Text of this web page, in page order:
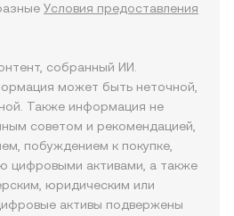
Условия предоставления
собранный ИИ.
может быть неточной,
Также информация не
советом и рекомендацией,
побуждением к покупке,
цифровыми активами, а также
юридическим или
активы подвержены